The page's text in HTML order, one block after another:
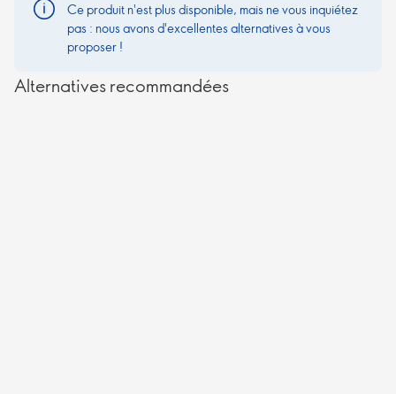
Ce produit n'est plus disponible, mais ne vous inquiétez
pas : nous avons d'excellentes alternatives à vous
proposer !
Alternatives recommandées